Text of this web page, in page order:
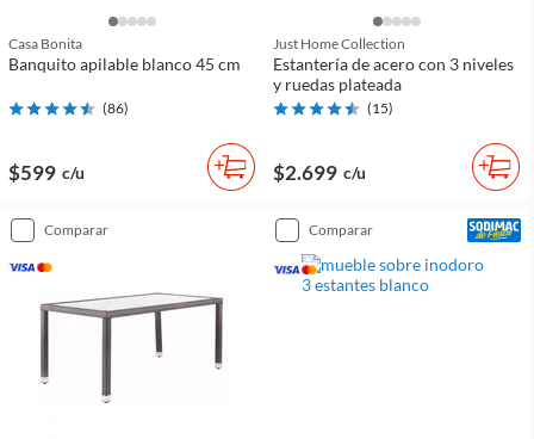
Casa Bonita
Banquito apilable blanco 45 cm
(86)
$599 c/u
Just Home Collection
Estantería de acero con 3 niveles
y ruedas plateada
(15)
$2.699 c/u
comparar comparar